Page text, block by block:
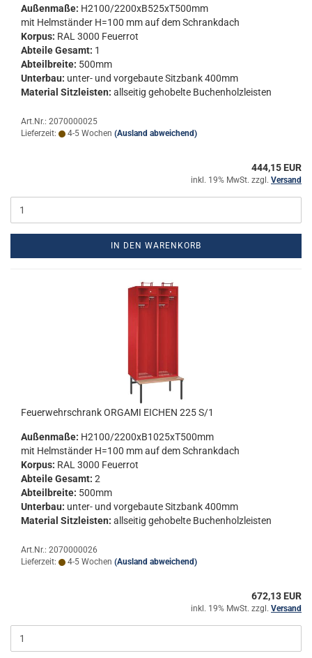
Au­ßen­ma­ße: H2100/2200xB525xT500mm
mit Helm­stän­der H=100 mm auf dem Schrank­dach
Kor­pus: RAL 3000 Feu­er­rot
Ab­tei­le Ge­samt: 1
Ab­teil­brei­te: 500mm
Un­ter­bau: unter-​ und vor­ge­bau­te Sitz­bank 400mm
Ma­te­ri­al Sitz­leis­ten: all­sei­tig ge­ho­bel­te Bu­chen­holz­leis­ten
Art.Nr.: 2070000025
Lieferzeit:
4-5 Wochen (Ausland abweichend)
444,15 EUR
inkl. 19% MwSt. zzgl. Versand
IN DEN WARENKORB
Feu­er­wehr­schrank OR­GA­MI EI­CHEN 225 S/1
Au­ßen­ma­ße: H2100/2200xB1025xT500mm
mit Helm­stän­der H=100 mm auf dem Schrank­dach
Kor­pus: RAL 3000 Feu­er­rot
Ab­tei­le Ge­samt: 2
Ab­teil­brei­te: 500mm
Un­ter­bau: unter-​ und vor­ge­bau­te Sitz­bank 400mm
Ma­te­ri­al Sitz­leis­ten: all­sei­tig ge­ho­bel­te Bu­chen­holz­leis­ten
Art.Nr.: 2070000026
Lieferzeit:
4-5 Wochen (Ausland abweichend)
672,13 EUR
inkl. 19% MwSt. zzgl. Versand